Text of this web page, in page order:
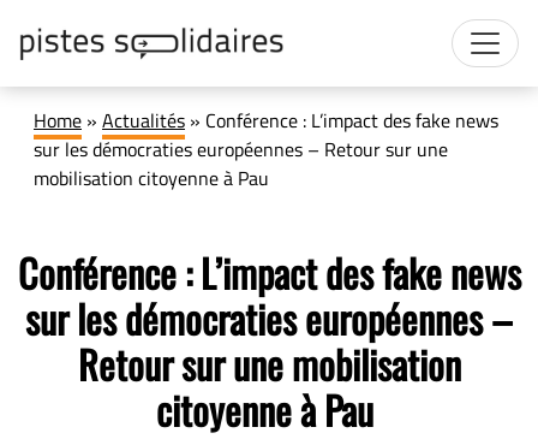
Home » Actualités » Conférence : L’impact des fake news
sur les démocraties européennes – Retour sur une
mobilisation citoyenne à Pau
Conférence : L’impact des fake news
sur les démocraties européennes –
Retour sur une mobilisation
citoyenne à Pau